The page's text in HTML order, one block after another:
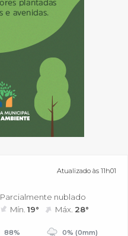
Atualizado às 11h01
Parcialmente nublado
Mín.19° Máx. 28°
88% 0% (0mm)